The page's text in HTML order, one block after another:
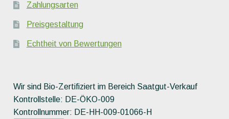
Zahlungsarten
Preisgestaltung
Echtheit von Bewertungen
Wir sind Bio-Zertifiziert im Bereich Saatgut-Verkauf
Kontrollstelle: DE-ÖKO-009
Kontrollnummer: DE-HH-009-01066-H